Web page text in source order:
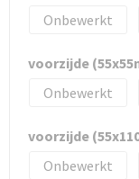
Onbewerkt
voorzijde
Onbewerkt
voorzijde
Onbewerkt